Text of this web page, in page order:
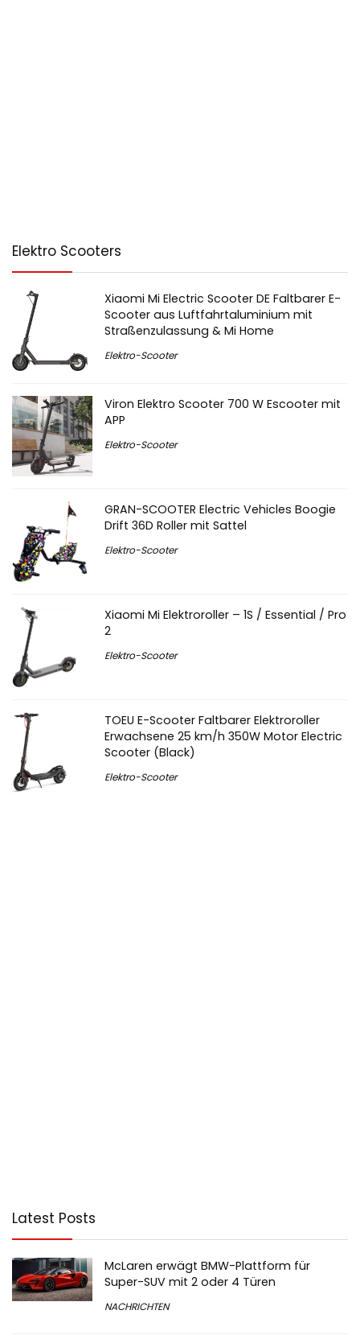
Elektro Scooters
Xiaomi Mi Electric Scooter DE Faltbarer E-
Scooter aus Luftfahrtaluminium mit
Straßenzulassung & Mi Home
Elektro-Scooter
Viron Elektro Scooter 700 W Escooter mit
APP
Elektro-Scooter
GRAN-SCOOTER Electric Vehicles Boogie
Drift 36D Roller mit Sattel
Elektro-Scooter
Xiaomi Mi Elektroroller – 1S / Essential / Pro
2
Elektro-Scooter
TOEU E-Scooter Faltbarer Elektroroller
Erwachsene 25 km/h 350W Motor Electric
Scooter (Black)
Elektro-Scooter
Latest Posts
McLaren erwägt BMW-Plattform für
Super-SUV mit 2 oder 4 Türen
NACHRICHTEN